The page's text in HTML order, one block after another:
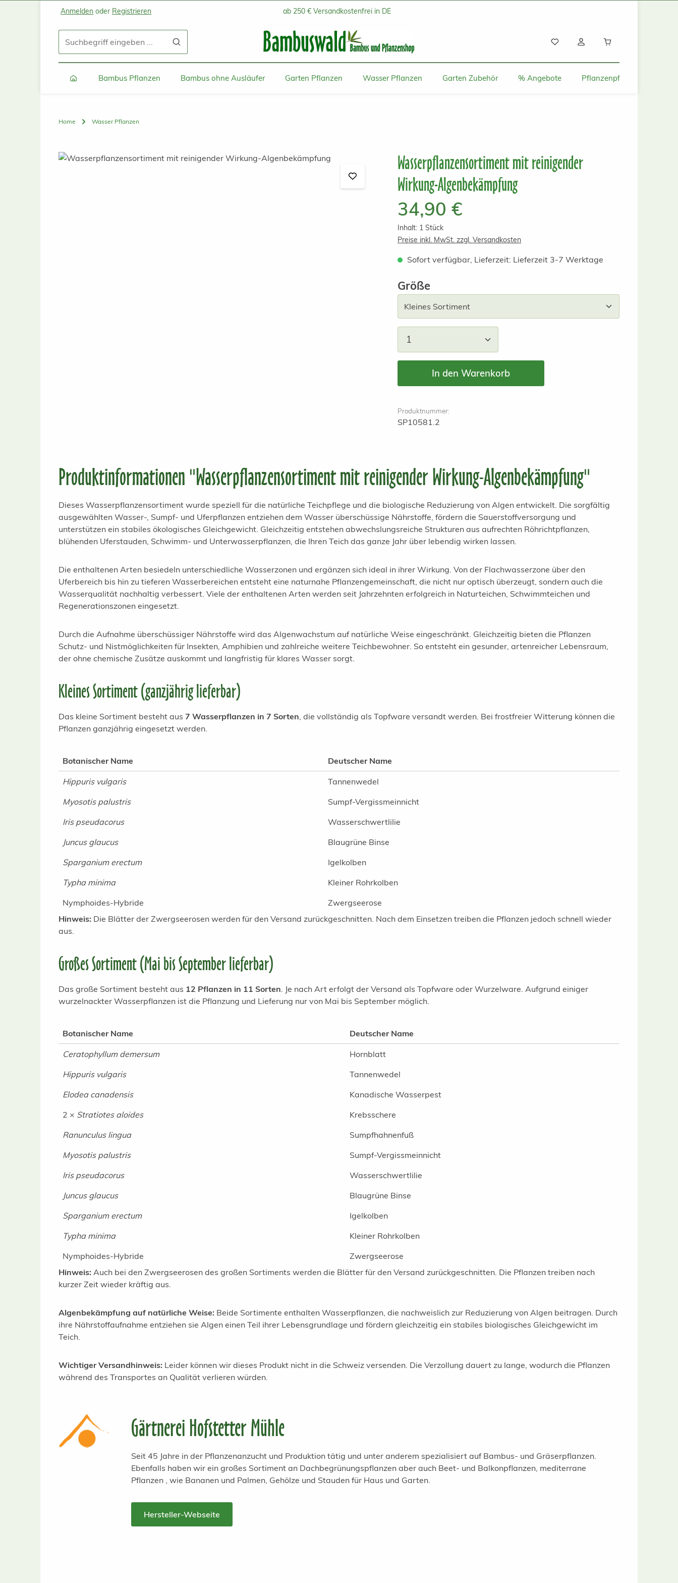
Zum Hauptinhalt springen
Zur Suche springen
Zur Hauptnavigation springen
Anmelden oder Registrieren ab 250 € Versandkostenfrei in DE
Bambus Pflanzen Bambus ohne Ausläufer Garten Pflanzen Wasser Pflanzen Garten Zubehör % Angebote Pflanzenpflege und Tipps
Home Wasser Pflanzen
Bildergalerie überspringen
Wasserpflanzensortiment mit reinigender
Wirkung-Algenbekämpfung
Regulärer Preis:
34,90 €
Inhalt: 1 Stück
Preise inkl. MwSt. zzgl. Versandkosten
Sofort verfügbar, Lieferzeit: Lieferzeit 3-7 Werktage
Größeauswählen
Produkt Anzahl: Gib den gewünschten Wert ein
In den Warenkorb
Produktnummer:
SP10581.2
Produktinformationen "Wasserpflanzensortiment mit reinigender Wirkung-Algenbekämpfung"
Dieses Wasserpflanzensortiment wurde speziell für die natürliche Teichpflege und die biologische Reduzierung von Algen entwickelt. Die sorgfältig
ausgewählten Wasser-, Sumpf- und Uferpflanzen entziehen dem Wasser überschüssige Nährstoffe, fördern die Sauerstoffversorgung und
unterstützen ein stabiles ökologisches Gleichgewicht. Gleichzeitig entstehen abwechslungsreiche Strukturen aus aufrechten Röhrichtpflanzen,
blühenden Uferstauden, Schwimm- und Unterwasserpflanzen, die Ihren Teich das ganze Jahr über lebendig wirken lassen.
Die enthaltenen Arten besiedeln unterschiedliche Wasserzonen und ergänzen sich ideal in ihrer Wirkung. Von der Flachwasserzone über den
Uferbereich bis hin zu tieferen Wasserbereichen entsteht eine naturnahe Pflanzengemeinschaft, die nicht nur optisch überzeugt, sondern auch die
Wasserqualität nachhaltig verbessert. Viele der enthaltenen Arten werden seit Jahrzehnten erfolgreich in Naturteichen, Schwimmteichen und
Regenerationszonen eingesetzt.
Durch die Aufnahme überschüssiger Nährstoffe wird das Algenwachstum auf natürliche Weise eingeschränkt. Gleichzeitig bieten die Pflanzen
Schutz- und Nistmöglichkeiten für Insekten, Amphibien und zahlreiche weitere Teichbewohner. So entsteht ein gesunder, artenreicher Lebensraum,
der ohne chemische Zusätze auskommt und langfristig für klares Wasser sorgt.
Kleines Sortiment (ganzjährig lieferbar)
Das kleine Sortiment besteht aus 7 Wasserpflanzen in 7 Sorten, die vollständig als Topfware versandt werden. Bei frostfreier Witterung können die
Pflanzen ganzjährig eingesetzt werden.
Botanischer Name Deutscher Name
Hippuris vulgaris
Tannenwedel
Myosotis palustris
Sumpf-Vergissmeinnicht
Iris pseudacorus
Wasserschwertlilie
Juncus glaucus
Blaugrüne Binse
Sparganium erectum
Igelkolben
Typha minima
Kleiner Rohrkolben
Nymphoides-Hybride
Zwergseerose
Hinweis: Die Blätter der Zwergseerosen werden für den Versand zurückgeschnitten. Nach dem Einsetzen treiben die Pflanzen jedoch schnell wieder
aus.
Großes Sortiment (Mai bis September lieferbar)
Das große Sortiment besteht aus 12 Pflanzen in 11 Sorten. Je nach Art erfolgt der Versand als Topfware oder Wurzelware. Aufgrund einiger
wurzelnackter Wasserpflanzen ist die Pflanzung und Lieferung nur von Mai bis September möglich.
Botanischer Name Deutscher Name
Ceratophyllum demersum
Hornblatt
Hippuris vulgaris
Tannenwedel
Elodea canadensis
Kanadische Wasserpest
2 × Stratiotes aloides
Krebsschere
Ranunculus lingua
Sumpfhahnenfuß
Myosotis palustris
Sumpf-Vergissmeinnicht
Iris pseudacorus
Wasserschwertlilie
Juncus glaucus
Blaugrüne Binse
Sparganium erectum
Igelkolben
Typha minima
Kleiner Rohrkolben
Nymphoides-Hybride
Zwergseerose
Hinweis: Auch bei den Zwergseerosen des großen Sortiments werden die Blätter für den Versand zurückgeschnitten. Die Pflanzen treiben nach
kurzer Zeit wieder kräftig aus.
Algenbekämpfung auf natürliche Weise: Beide Sortimente enthalten Wasserpflanzen, die nachweislich zur Reduzierung von Algen beitragen. Durch
ihre Nährstoffaufnahme entziehen sie Algen einen Teil ihrer Lebensgrundlage und fördern gleichzeitig ein stabiles biologisches Gleichgewicht im
Teich.
Wichtiger Versandhinweis: Leider können wir dieses Produkt nicht in die Schweiz versenden. Die Verzollung dauert zu lange, wodurch die Pflanzen
während des Transportes an Qualität verlieren würden.
Gärtnerei Hofstetter Mühle
Seit 45 Jahre in der Pflanzenanzucht und Produktion tätig und unter anderem spezialisiert auf Bambus- und Gräserpflanzen.
Ebenfalls haben wir ein großes Sortiment an Dachbegrünungspflanzen aber auch Beet- und Balkonpflanzen, mediterrane
Pflanzen , wie Bananen und Palmen, Gehölze und Stauden für Haus und Garten.
Hersteller-Webseite